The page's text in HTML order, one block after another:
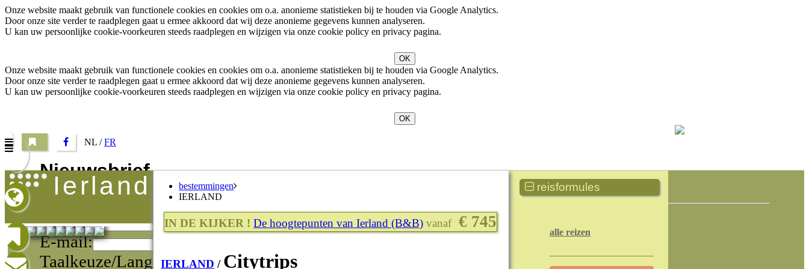
Onze website maakt gebruik van functionele cookies en cookies om o.a. anonieme statistieken bij te houden via Google Analytics.
Door onze site verder te raadplegen gaat u ermee akkoord dat wij deze anonieme gegevens kunnen analyseren.
U kan uw persoonlijke cookie-voorkeuren steeds raadplegen en wijzigen via onze cookie policy en privacy pagina.
OK
Onze website maakt gebruik van functionele cookies en cookies om o.a. anonieme statistieken bij te houden via Google Analytics.
Door onze site verder te raadplegen gaat u ermee akkoord dat wij deze anonieme gegevens kunnen analyseren.
U kan uw persoonlijke cookie-voorkeuren steeds raadplegen en wijzigen via onze cookie policy en privacy pagina.
OK
NL /FR
Nieuwsbrief
Vul uw e-mail adres in om onze promoties te ontvangen
Naam:
E-mail:
Taalkeuze/Langue:
ierland
bestemmingen
IERLAND
IN DE KIJKER ! De hoogtepunten van Ierland (B&B) vanaf € 745
IERLAND / Citytrips
reisformules
alle reizen